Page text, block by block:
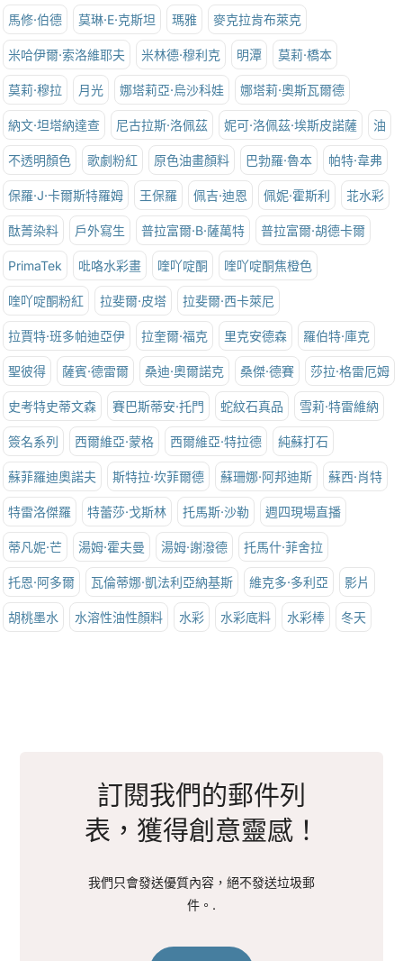
馬修·伯德 莫琳·E·克斯坦 瑪雅 麥克拉肯布萊克
米哈伊爾·索洛維耶夫 米林德·穆利克 明潭 莫莉·橋本
莫莉·穆拉 月光 娜塔莉亞·烏沙科娃 娜塔莉·奧斯瓦爾德
納文·坦塔納達查 尼古拉斯·洛佩茲 妮可·洛佩茲·埃斯皮諾薩 油
不透明顏色 歌劇粉紅 原色油畫顏料 巴勃羅·魯本 帕特·韋弗
保羅·J·卡爾斯特羅姆 王保羅 佩吉·迪恩 佩妮·霍斯利 苝水彩
酞菁染料 戶外寫生 普拉富爾·B·薩萬特 普拉富爾·胡德卡爾
PrimaTek 吡咯水彩畫 喹吖啶酮 喹吖啶酮焦橙色
喹吖啶酮粉紅 拉斐爾·皮塔 拉斐爾·西卡萊尼
拉賈特·班多帕迪亞伊 拉奎爾·福克 里克安德森 羅伯特·庫克
聖彼得 薩賓·德雷爾 桑迪·奧爾諾克 桑傑·德賽 莎拉·格雷厄姆
史考特史蒂文森 賽巴斯蒂安·托門 蛇紋石真品 雪莉·特雷維納
簽名系列 西爾維亞·蒙格 西爾維亞·特拉德 純蘇打石
蘇菲羅迪奧諾夫 斯特拉·坎菲爾德 蘇珊娜·阿邦迪斯 蘇西·肖特
特雷洛傑羅 特蕾莎·戈斯林 托馬斯·沙勒 週四現場直播
蒂凡妮·芒 湯姆·霍夫曼 湯姆·謝潑德 托馬什·菲舍拉
托恩·阿多爾 瓦倫蒂娜·凱法利亞納基斯 維克多·多利亞 影片
胡桃墨水 水溶性油性顏料 水彩 水彩底料 水彩棒 冬天
訂閱我們的郵件列
表，獲得創意靈感！
我們只會發送優質內容，絕不發送垃圾郵
件。.